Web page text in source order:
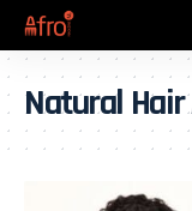
Natural